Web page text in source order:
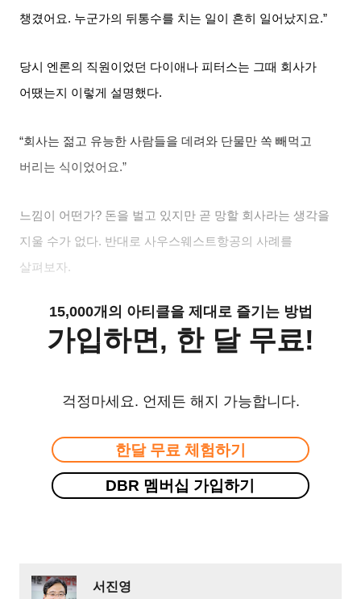
챙겼어요. 누군가의 뒤통수를 치는 일이 흔히 일어났지요.”
당시 엔론의 직원이었던 다이애나 피터스는 그때 회사가
어땠는지 이렇게 설명했다.
“회사는 젊고 유능한 사람들을 데려와 단물만 쏙 빼먹고
버리는 식이었어요.”
느낌이 어떤가? 돈을 벌고 있지만 곧 망할 회사라는 생각을
지울 수가 없다. 반대로 사우스웨스트항공의 사례를
살펴보자.
15,000개의 아티클을 제대로 즐기는 방법
가입하면, 한 달 무료!
걱정마세요. 언제든 해지 가능합니다.
한달 무료 체험하기
DBR 멤버십 가입하기
서진영